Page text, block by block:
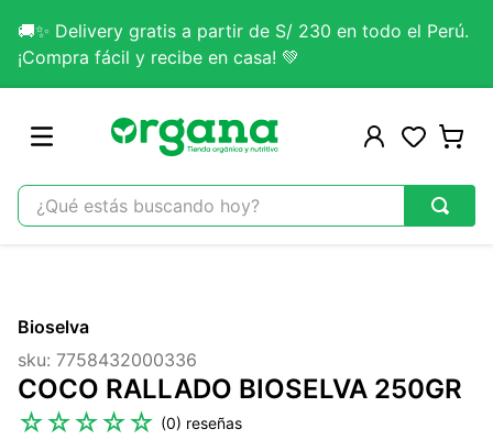
🚚✨ Delivery gratis a partir de S/ 230 en todo el Perú.
¡Compra fácil y recibe en casa! 💚
¿Qué estás buscando hoy?
2.
citrato magnesio
3.
colageno
kefir
Bioselva
sku: 7758432000336
COCO RALLADO BIOSELVA 250GR
☆☆☆☆☆ (0)